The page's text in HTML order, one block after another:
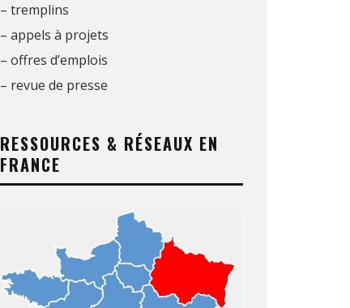
– tremplins
– appels à projets
– offres d’emplois
– revue de presse
RESSOURCES & RÉSEAUX EN
FRANCE